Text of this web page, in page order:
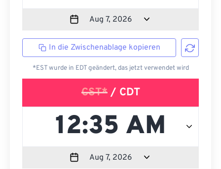
In die Zwischenablage kopieren
*EST wurde in EDT geändert, das jetzt verwendet wird
CST*/ CDT